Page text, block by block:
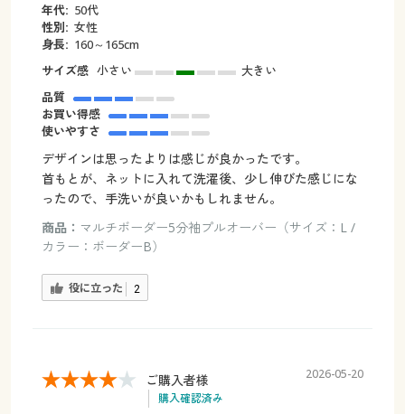
年代: 50代
性別: 女性
身長: 160～165cm
サイズ感 小さい
大きい
品質
お買い得感
使いやすさ
デザインは思ったよりは感じが良かったです。
首もとが、ネットに入れて洗濯後、少し伸びた感じにな
ったので、手洗いが良いかもしれません。
商品： マルチボーダー5分袖プルオーバー（サイズ：L /
カラー：ボーダーB）
役に立った 2
ご購入者様
購入確認済み
2026-05-20